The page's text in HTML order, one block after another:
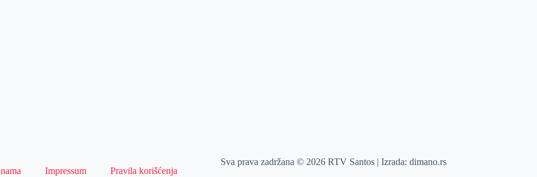
Impressum Pravila korišćenja
Sva prava zadržana © 2026 RTV Santos | Izrada:dimano.rs